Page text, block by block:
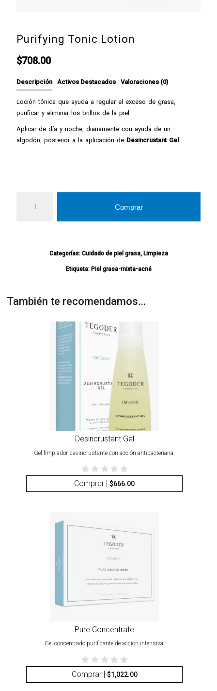
Purifying Tonic Lotion
$708.00
Descripción Activos Destacados Valoraciones (0)
Loción tónica que ayuda a regular el exceso de grasa,
purificar y eliminar los brillos de la piel.
Aplicar de día y noche, diariamente con ayuda de un
algodón, posterior a la aplicación de Desincrustant Gel
Comprar
Categorías: Cuidado de piel grasa, Limpieza
Etiqueta: Piel grasa-mixta-acné
También te recomendamos…
Desincrustant Gel
Gel limpiador desincrustante con acción antibacteriana.
Comprar |$666.00
Pure Concentrate
Gel concentrado purificante de acción intensiva.
Comprar | $1,022.00